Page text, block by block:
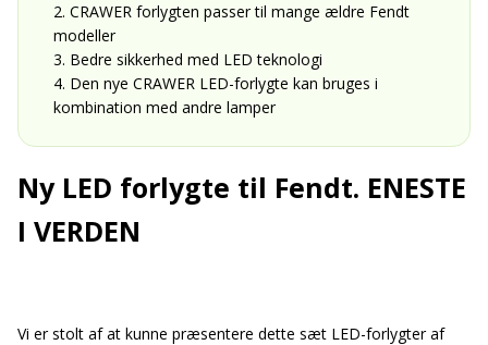
2. CRAWER forlygten passer til mange ældre Fendt
modeller
3. Bedre sikkerhed med LED teknologi
4. Den nye CRAWER LED-forlygte kan bruges i
kombination med andre lamper
Ny LED forlygte til Fendt. ENESTE
I VERDEN
Vi er stolt af at kunne præsentere dette sæt LED-forlygter af